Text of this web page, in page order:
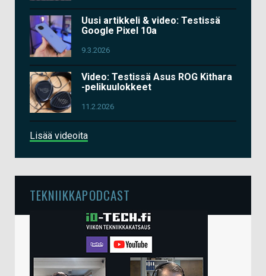
Uusi artikkeli & video: Testissä
Google Pixel 10a
9.3.2026
Video: Testissä Asus ROG Kithara
-pelikuulokkeet
11.2.2026
Lisää videoita
TEKNIIKKAPODCAST